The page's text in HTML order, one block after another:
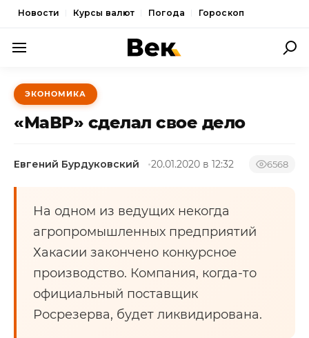
Новости Курсы валют Погода Гороскоп
ПОЛИТИКА
ЭКОНОМИКА
СПОРТ
КУЛЬТУРА
НОВОСТИ
ЭКОНОМИКА
«МаВР» сделал свое дело
Евгений Бурдуковский 20.01.2020 в 12:32 6568
На одном из ведущих некогда
агропромышленных предприятий
Хакасии закончено конкурсное
производство. Компания, когда-то
официальный поставщик
Росрезерва, будет ликвидирована.